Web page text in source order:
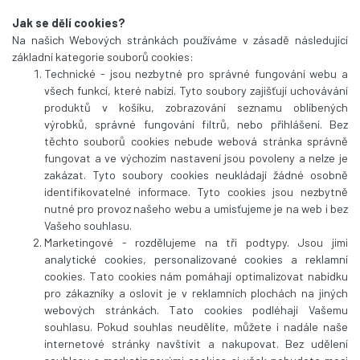
Jak se dělí cookies?
Na našich Webových stránkách používáme v zásadě následující
základní kategorie souborů cookies:
Technické - jsou nezbytné pro správné fungování webu a
všech funkcí, které nabízí. Tyto soubory zajišťují uchovávání
produktů v košíku, zobrazování seznamu oblíbených
výrobků, správné fungování filtrů, nebo přihlášení. Bez
těchto souborů cookies nebude webová stránka správně
fungovat a ve výchozím nastavení jsou povoleny a nelze je
zakázat. Tyto soubory cookies neukládají žádné osobně
identifikovatelné informace. Tyto cookies jsou nezbytně
nutné pro provoz našeho webu a umisťujeme je na web i bez
Vašeho souhlasu.
Marketingové - rozdělujeme na tři podtypy. Jsou jimi
analytické cookies, personalizované cookies a reklamní
cookies. Tato cookies nám pomáhají optimalizovat nabídku
pro zákazníky a oslovit je v reklamních plochách na jiných
webových stránkách. Tato cookies podléhají Vašemu
souhlasu. Pokud souhlas neudělíte, můžete i nadále naše
internetové stránky navštívit a nakupovat. Bez udělení